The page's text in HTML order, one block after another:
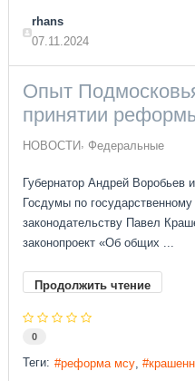
rhans
07.11.2024
Опыт
принятии
НОВОСТИ Федеральные
Губернатор Андрей Воробьев
Госдумы по государственному
законодательству Павел
законопроект «Об общих ...
Продолжить чтение
0
Теги: реформа мсу